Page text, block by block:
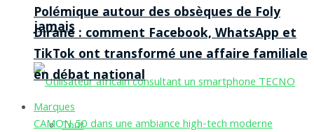
jamais
Polémique autour des obsèques de Foly
Dirane : comment Facebook, WhatsApp et
TikTok ont transformé une affaire familiale
en débat national
Marques
Tout